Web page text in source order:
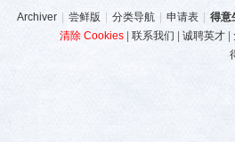
Archiver 尝鲜版 分类导航 申请表 得意
清除 Cookies
联系我们 诚聘英才